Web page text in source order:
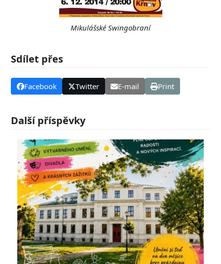
Mikulášské Swingobraní
Sdílet přes
Facebook Twitter E-mail Print
Další příspěvky